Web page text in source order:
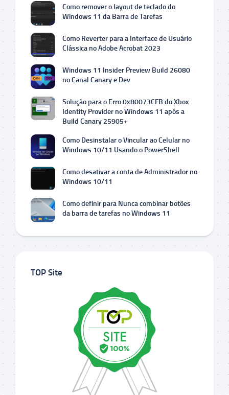
Como remover o layout de teclado do
Windows 11 da Barra de Tarefas
Como Reverter para a Interface de Usuário
Clássica no Adobe Acrobat 2023
Windows 11 Insider Preview Build 26080
no Canal Canary e Dev
Solução para o Erro 0x80073CFB do Xbox
Identity Provider no Windows 11 após a
Build Canary 25905+
Como Desinstalar o Vincular ao Celular no
Windows 10/11 Usando o PowerShell
Como desativar a conta de Administrador no
Windows 10/11
Como definir para Nunca combinar botões
da barra de tarefas no Windows 11
TOP Site